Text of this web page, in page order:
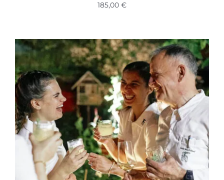
185,00 €